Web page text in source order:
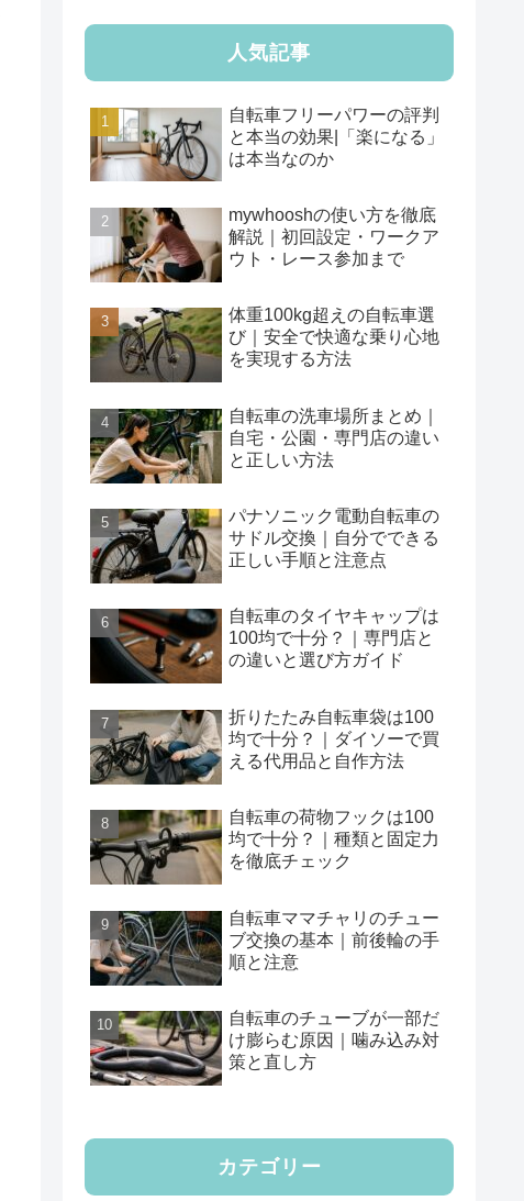
人気記事
自転車フリーパワーの評判
と本当の効果|「楽になる」
は本当なのか
mywhooshの使い方を徹底
解説｜初回設定・ワークア
ウト・レース参加まで
体重100kg超えの自転車選
び｜安全で快適な乗り心地
を実現する方法
自転車の洗車場所まとめ｜
自宅・公園・専門店の違い
と正しい方法
パナソニック電動自転車の
サドル交換｜自分でできる
正しい手順と注意点
自転車のタイヤキャップは
100均で十分？｜専門店と
の違いと選び方ガイド
折りたたみ自転車袋は100
均で十分？｜ダイソーで買
える代用品と自作方法
自転車の荷物フックは100
均で十分？｜種類と固定力
を徹底チェック
自転車ママチャリのチュー
ブ交換の基本｜前後輪の手
順と注意
自転車のチューブが一部だ
け膨らむ原因｜噛み込み対
策と直し方
カテゴリー